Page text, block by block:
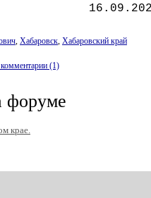
, Хабаровск, Хабаровский край
(1)
форуме
крае.